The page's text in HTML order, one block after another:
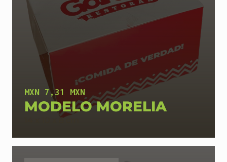
MXN 7,31 MXN
MODELO MORELIA
14 x 10 x 8 cm